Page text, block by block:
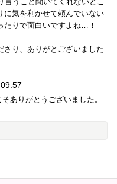
に気を利かせて頼んでいない
たりで面白いですよね…！
さり、ありがとございました
ありがとうございました。